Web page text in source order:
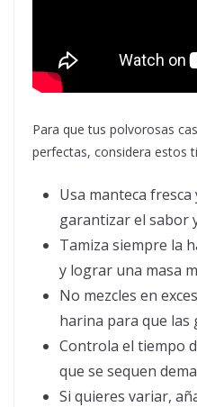
Para que tus polvorosas
perfectas, considera estos
Usa manteca
garantizar el sabor
Tamiza siempre la
y lograr una masa
No mezcles en
harina para que las
Controla el tiempo
que se sequen
Si quieres variar,